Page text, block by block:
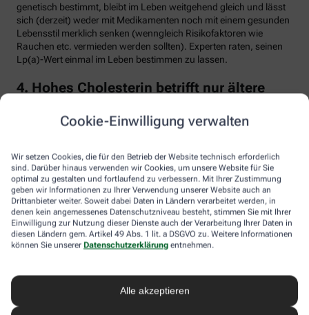
Cookie-Einwilligung verwalten
Wir setzen Cookies, die für den Betrieb der Website technisch erforderlich
sind. Darüber hinaus verwenden wir Cookies, um unsere Website für Sie
optimal zu gestalten und fortlaufend zu verbessern. Mit Ihrer Zustimmung
geben wir Informationen zu Ihrer Verwendung unserer Website auch an
Drittanbieter weiter. Soweit dabei Daten in Ländern verarbeitet werden, in
denen kein angemessenes Datenschutzniveau besteht, stimmen Sie mit Ihrer
Einwilligung zur Nutzung dieser Dienste auch der Verarbeitung Ihrer Daten in
diesen Ländern gem. Artikel 49 Abs. 1 lit. a DSGVO zu. Weitere Informationen
können Sie unserer Datenschutzerklärung entnehmen.
Alle akzeptieren
genetisch bestimmt, bleibt im Leben weitgehend gleich und lässt
sich (derzeit) weder mit Medikamenten noch mit einem gesunden
Lebensstil merklich senken (wenngleich Risikofaktoren wie
Rauchen etc. vermieden werden sollten). Experten raten, seinen
Lp(a)-Wert einmal im Leben bestimmen zu lassen.
4. Hohes Cholesterin betrifft nur ältere
Falsch. Zwar steigt das Risiko für erhöhte Cholesterinwerte mit
Hypercholesterinämie (FH) haben jedoch schon von Geburt an
erhöhte Blutfettwerte. Bei der erblich bedingten
Stoffwechselerkrankung sammelt sich durch einen Gendefekt
sehr viel LDL-Cholesterin im Blut an (über 190 bis 500 mg/dl) und
lagert sich an den Wänden der Arterien und Venen ab. Betroffene
entwickeln oft schon im jungen Erwachsenenalter eine
Arteriosklerose.
bis zur Menopause durch Hormone besser geschützt, bei ihnen
sind es rund 30 Prozent bis zum Alter von 60 Jahren. Die familiäre